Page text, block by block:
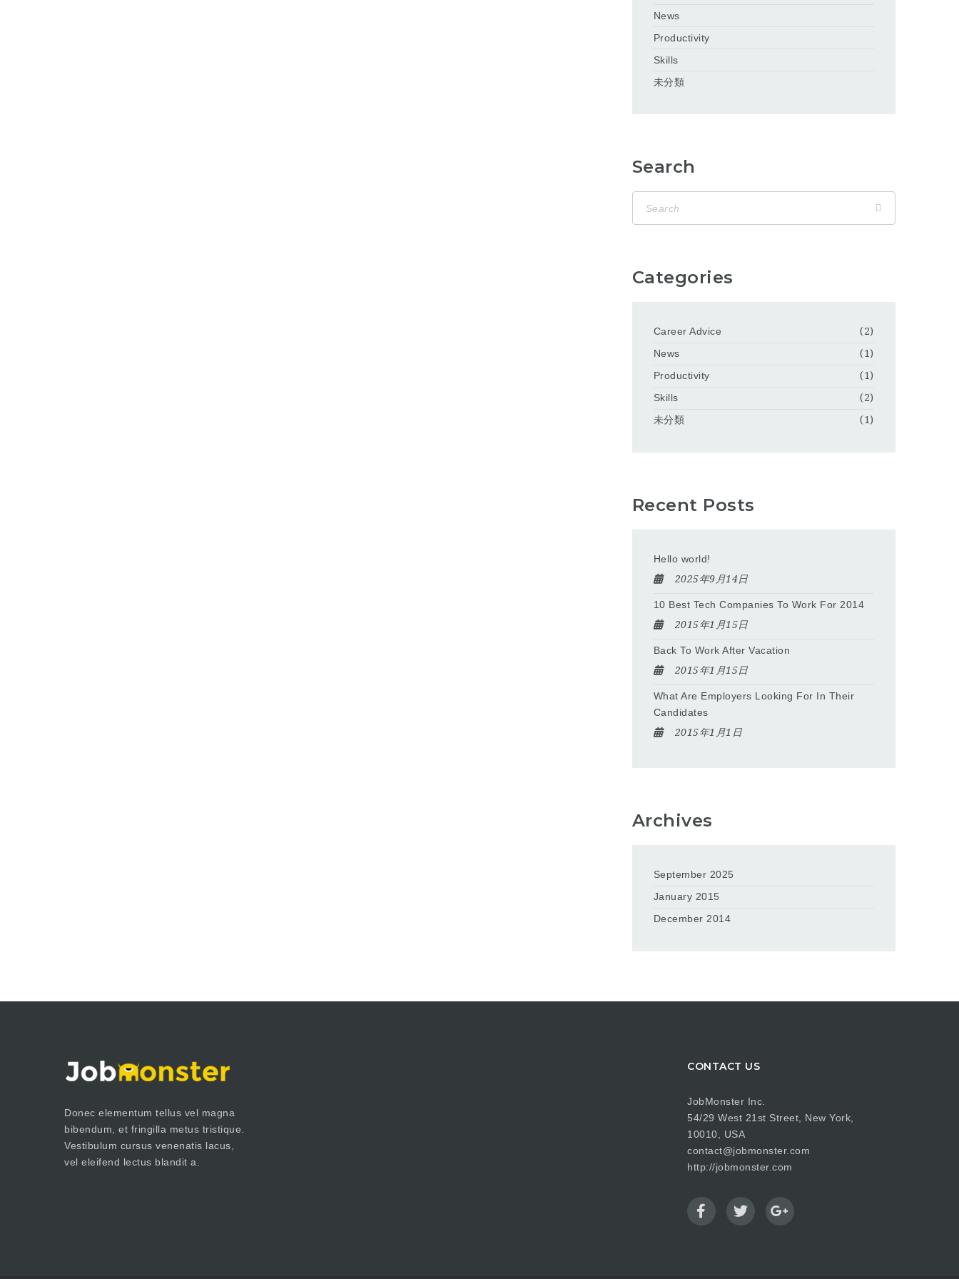
News
Productivity
Skills
未分類
Search
Categories
Career Advice
(2)
News
(1)
Productivity
(1)
Skills
(2)
未分類
(1)
Recent Posts
Hello world!
2025年9月14日
10 Best Tech Companies To Work For 2014
2015年1月15日
Back To Work After Vacation
2015年1月15日
What Are Employers Looking For In Their
Candidates
2015年1月1日
Archives
September 2025
January 2015
December 2014
Donec elementum tellus vel magna
bibendum, et fringilla metus tristique.
Vestibulum cursus venenatis lacus,
vel eleifend lectus blandit a.
CONTACT US
JobMonster Inc.
54/29 West 21st Street, New York,
10010, USA
contact@jobmonster.com
http://jobmonster.com